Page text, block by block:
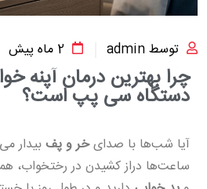
توسط admin 2 ماه پیش
چرا بهترین درمان آپنه
دستگاه سی پپ است؟
آیا شب‌ها با صدایخر و پفبیدار
ساعت‌ها دراز کشیدن در رختخواب،